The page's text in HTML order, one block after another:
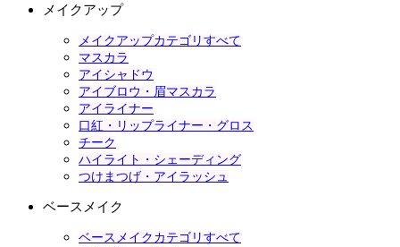
メイクアップ
メイクアップカテゴリすべて
マスカラ
アイシャドウ
アイブロウ・眉マスカラ
アイライナー
口紅・リップライナー・グロス
チーク
ハイライト・シェーディング
つけまつげ・アイラッシュ
ベースメイク
ベースメイクカテゴリすべて